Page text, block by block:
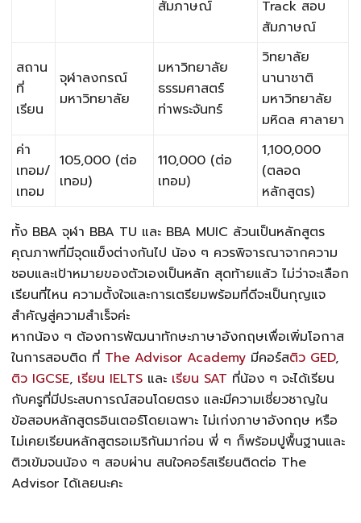
สัมภาษณ์
Track สอบ
สัมภาษณ์
สถาน
ที่
เรียน
จุฬาลงกรณ์
มหาวิทยาลัย
มหาวิทยาลัย
ธรรมศาสตร์
ท่าพระจันทร์
วิทยาลัย
นานาชาติ
มหาวิทยาลัย
มหิดล ศาลายา
ค่า
เทอม/
เทอม
105,000 (ต่อ
เทอม)
110,000 (ต่อ
เทอม)
1,100,000
(ตลอด
หลักสูตร)
ทั้ง BBA จุฬา BBA TU และ BBA MUIC ล้วนเป็นหลักสูตร
คุณภาพที่มีจุดแข็งต่างกันไป น้อง ๆ ควรพิจารณาจากความ
ชอบและเป้าหมายของตัวเองเป็นหลัก สุดท้ายแล้ว ไม่ว่าจะเลือก
เรียนที่ไหน ความตั้งใจและการเตรียมพร้อมที่ดีจะเป็นกุญแจ
สำคัญสู่ความสำเร็จค่ะ
หากน้อง ๆ ต้องการพัฒนาทักษะภาษาอังกฤษเพื่อเพิ่มโอกาส
ในการสอบติด ที่ The Advisor Academy มีคอร์สติว GED,
ติว IGCSE, เรียน IELTS และ เรียน SAT ที่น้อง ๆ จะได้เรียน
กับครูที่มีประสบการณ์สอนโดยตรง และมีความเชี่ยวชาญใน
ข้อสอบหลักสูตรอินเตอร์โดยเฉพาะ ไม่เก่งภาษาอังกฤษ หรือ
ไม่เคยเรียนหลักสูตรอเมริกันมาก่อน พี่ ๆ ก็พร้อมปูพื้นฐานและ
ติวเข้มจนน้อง ๆ สอบผ่าน สนใจคอร์สเรียนติดต่อ The
Advisor ได้เลยนะคะ